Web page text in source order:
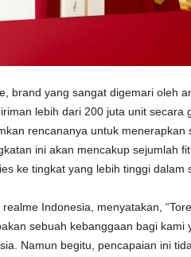
brand yang sangat digemari oleh
lebih dari 200 juta unit secara
rencananya untuk menerapkan
ini akan mencakup sejumlah
ke tingkat yang lebih tinggi dalam
Indonesia, menyatakan,
sebuah kebanggaan bagi kami
Namun begitu, pencapaian ini